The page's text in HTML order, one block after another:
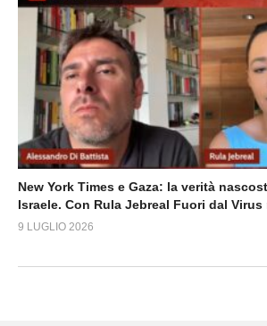
New York Times e Gaza: la verità
Israele. Con Rula Jebreal Fuori dal Virus
9 LUGLIO 2026